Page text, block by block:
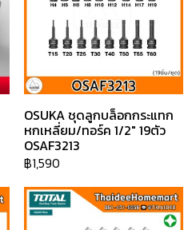
OSUKA ชุดลูกบล็อกกระแทก
หกเหลี่ยม/ทอร์ค 1/2" 19ตัว
OSAF3213
฿1,590